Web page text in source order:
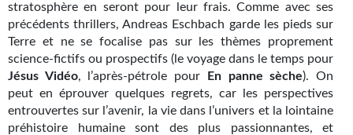
Goodies Gotland
Tirages d’art Une Heure-Lumière
PLUS
À paraître
stratosphère en seront pour leur frais. Comme avec ses
précédents thrillers, Andreas Eschbach garde les pieds sur
Terre et ne se focalise pas sur les thèmes proprement
science-fictifs ou prospectifs (le voyage dans le temps pour
Jésus Vidéo, l’après-pétrole pour En panne sèche). On
peut en éprouver quelques regrets, car les perspectives
entrouvertes sur l’avenir, la vie dans l’univers et la lointaine
préhistoire humaine sont des plus passionnantes, et